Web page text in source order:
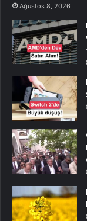
Ağustos 8, 2026